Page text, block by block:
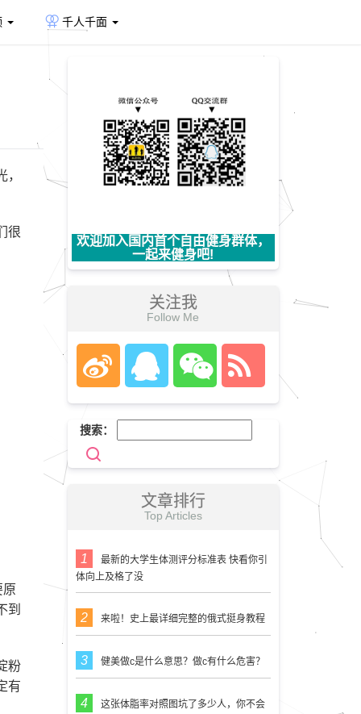
千人千面
很
原
到
粉
有
欢迎加入国内首个自由健身群体，
一起来健身吧!
关注我
Follow Me
搜索：
文章排行
Top Articles
最新的大学生体测评分标准表 快看你引
体向上及格了没
来啦！史上最详细完整的俄式挺身教程
健美做c是什么意思？做c有什么危害？
这张体脂率对照图坑了多少人，你不会